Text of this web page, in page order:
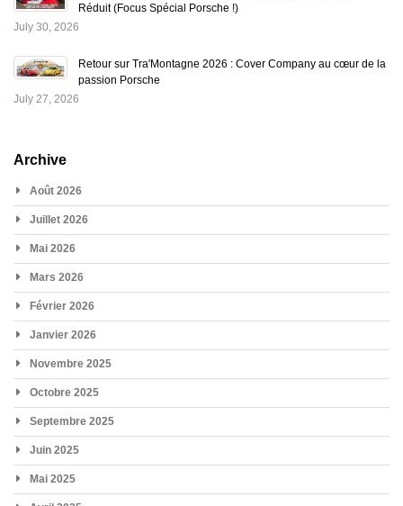
Réduit (Focus Spécial Porsche !)
July 30, 2026
Retour sur Tra'Montagne 2026 : Cover Company au cœur de la
passion Porsche
July 27, 2026
Archive
Août 2026
Juillet 2026
Mai 2026
Mars 2026
Février 2026
Janvier 2026
Novembre 2025
Octobre 2025
Septembre 2025
Juin 2025
Mai 2025